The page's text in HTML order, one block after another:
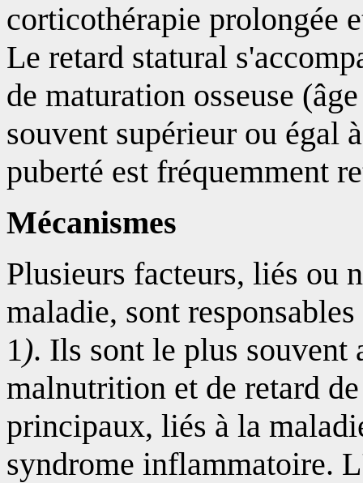
corticothérapie prolongée
Le retard statural
de maturation osseuse
souvent supérieur ou égal
puberté est fréquemment
Mécanismes
Plusieurs facteurs, liés ou
maladie, sont
1). Ils sont le plus souvent
malnutrition et de retard
principaux, liés à la
syndrome inflammatoire.